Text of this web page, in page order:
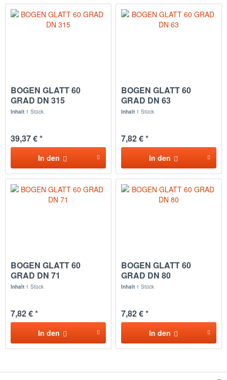
BOGEN GLATT 60
GRAD DN 315
Inhalt 1 Stück
39,37 € *
In den
BOGEN GLATT 60
GRAD DN 63
Inhalt 1 Stück
7,82 € *
In den
BOGEN GLATT 60
GRAD DN 71
Inhalt 1 Stück
7,82 € *
In den
BOGEN GLATT 60
GRAD DN 80
Inhalt 1 Stück
7,82 € *
In den